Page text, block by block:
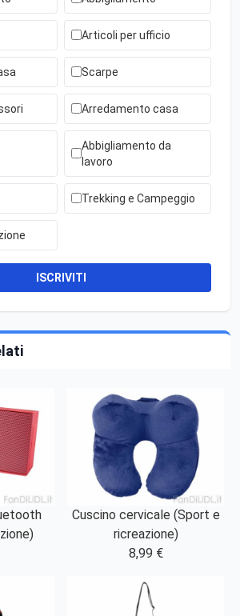
Articoli per ufficio
Scarpe
Arredamento casa
Abbigliamento da
lavoro
Trekking e Campeggio
ISCRIVITI
Cuscino cervicale (Sport e
ricreazione)
8,99 €